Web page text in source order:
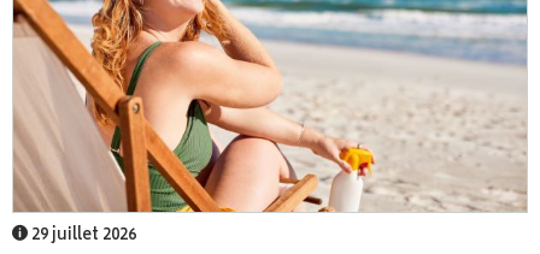
29 juillet 2026